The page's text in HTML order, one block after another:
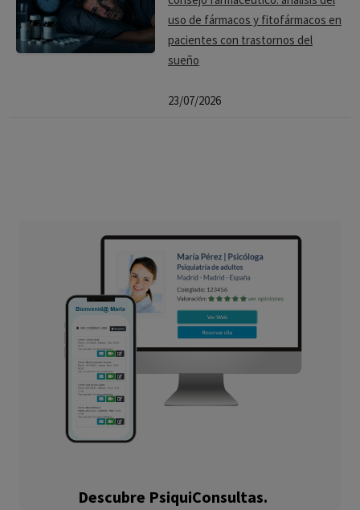
uso de fármacos y fitofármacos en
pacientes con trastornos del
sueño
23/07/2026
Descubre PsiquiConsultas.